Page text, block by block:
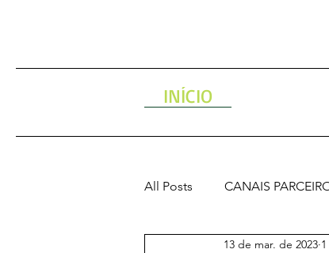
INÍCIO
All Posts CANAIS
ORAÇÕES PODEROSAS
13 de mar. de 2023